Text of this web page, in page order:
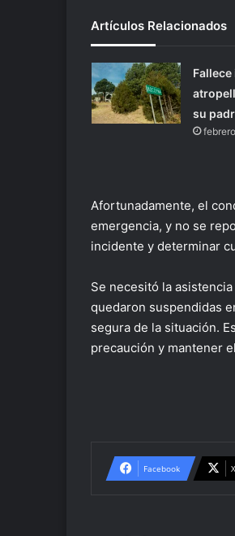
Artículos Relacionados
su
Afortunadamente, el
emergencia, y no se
incidente y determinar
Se necesitó la
quedaron suspendidas
segura de la situación.
precaución y mantener
Facebook X